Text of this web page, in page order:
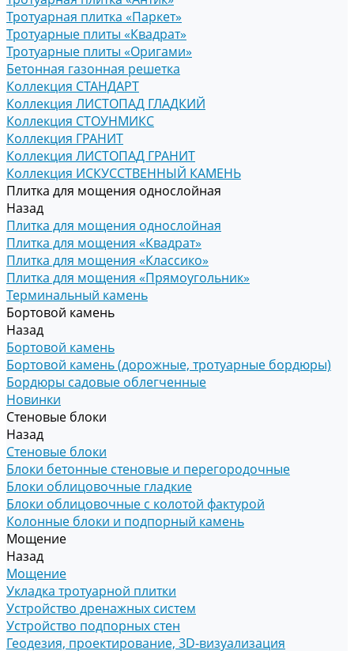
Тротуарная плитка «Паркет»
Тротуарные плиты «Квадрат»
Тротуарные плиты «Оригами»
Бетонная газонная решетка
Коллекция СТАНДАРТ
Коллекция ЛИСТОПАД ГЛАДКИЙ
Коллекция СТОУНМИКС
Коллекция ГРАНИТ
Коллекция ЛИСТОПАД ГРАНИТ
Коллекция ИСКУССТВЕННЫЙ КАМЕНЬ
Плитка для мощения однослойная
Назад
Плитка для мощения однослойная
Плитка для мощения «Квадрат»
Плитка для мощения «Классико»
Плитка для мощения «Прямоугольник»
Терминальный камень
Бортовой камень
Назад
Бортовой камень
Бортовой камень (дорожные, тротуарные бордюры)
Бордюры садовые облегченные
Новинки
Стеновые блоки
Назад
Стеновые блоки
Блоки бетонные стеновые и перегородочные
Блоки облицовочные гладкие
Блоки облицовочные с колотой фактурой
Колонные блоки и подпорный камень
Мощение
Назад
Мощение
Укладка тротуарной плитки
Устройство дренажных систем
Устройство подпорных стен
Геодезия, проектирование, 3D-визуализация